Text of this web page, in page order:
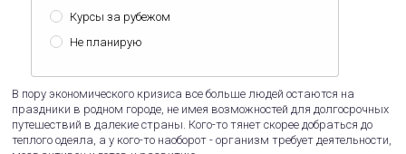
Курсы за рубежом
Не планирую
В пору экономического кризиса все больше людей остаются на
праздники в родном городе, не имея возможностей для долгосрочных
путешествий в далекие страны. Кого-то тянет скорее добраться до
теплого одеяла, а у кого-то наоборот - организм требует деятельности,